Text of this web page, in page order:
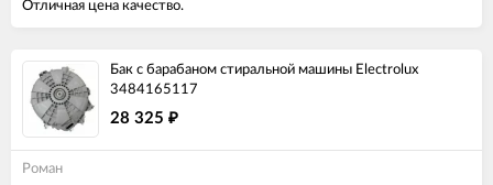
Отличная цена качество.
Бак с барабаном стиральной машины Electrolux
3484165117
28 325 ₽
Роман